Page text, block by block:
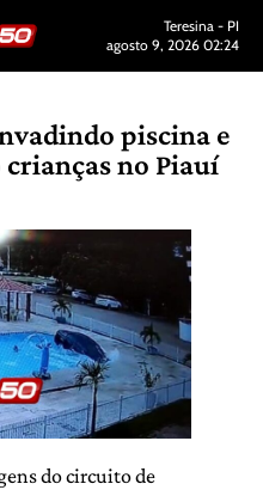
Teresina - PI
agosto 9, 2026 02:24
piscina e
no Piauí
do circuito de